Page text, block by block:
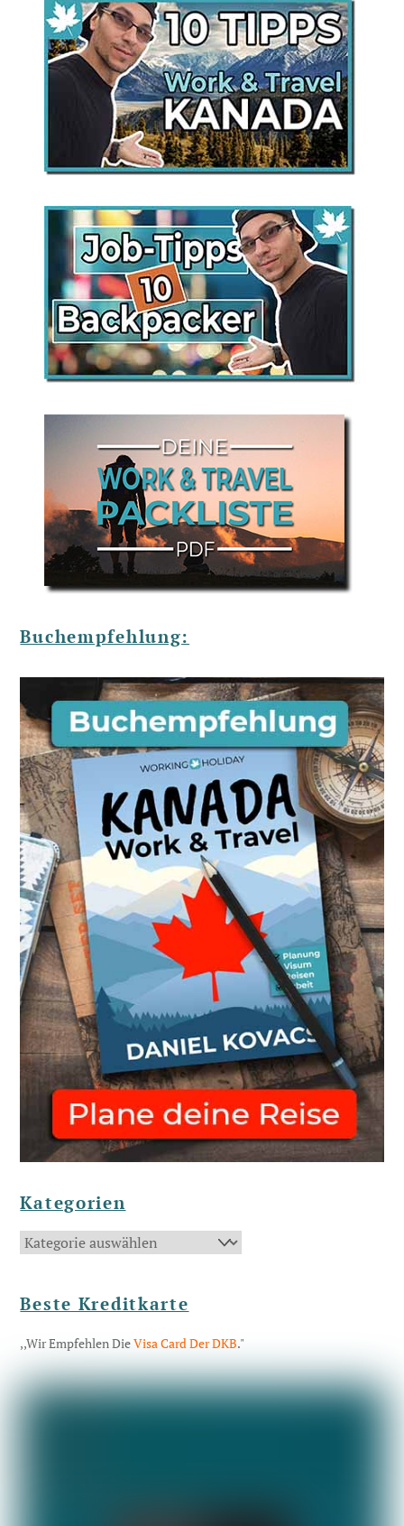
Buchempfehlung:
Kategorien
Kategorien
Beste Kreditkarte
,,Wir Empfehlen DieVisa Card Der DKB."